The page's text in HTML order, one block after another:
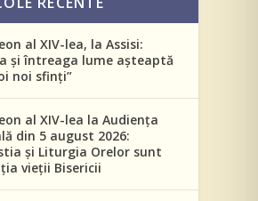
al XIV-lea, la Assisi:
și întreaga lume așteaptă
noi sfinți”
al XIV-lea la Audiența
din 5 august 2026:
și Liturgia Orelor sunt
vieții Bisericii